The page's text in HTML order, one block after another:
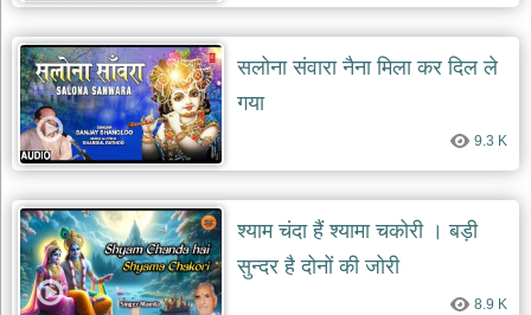
सलोना संवारा नैना मिला कर दिल ले
गया
9.3 K
श्याम चंदा हैं श्यामा चकोरी । बड़ी
सुन्दर है दोनों की जोरी
8.9 K